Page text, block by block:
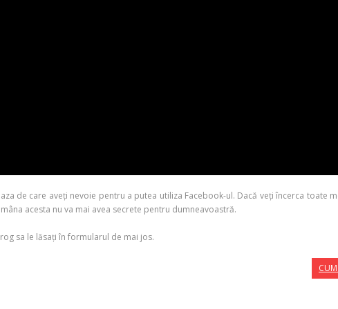
de care aveți nevoie pentru a putea utiliza Facebook-ul. Dacă veți încerca toate
acesta nu va mai avea secrete pentru dumneavoastră.
sa le lăsați în formularul de mai jos.